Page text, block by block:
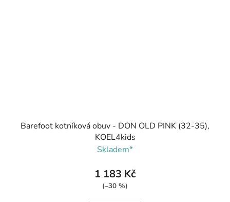
Barefoot kotníková obuv - DON OLD PINK (32-35),
KOEL4kids
Skladem*
1 183 Kč
(–30 %)